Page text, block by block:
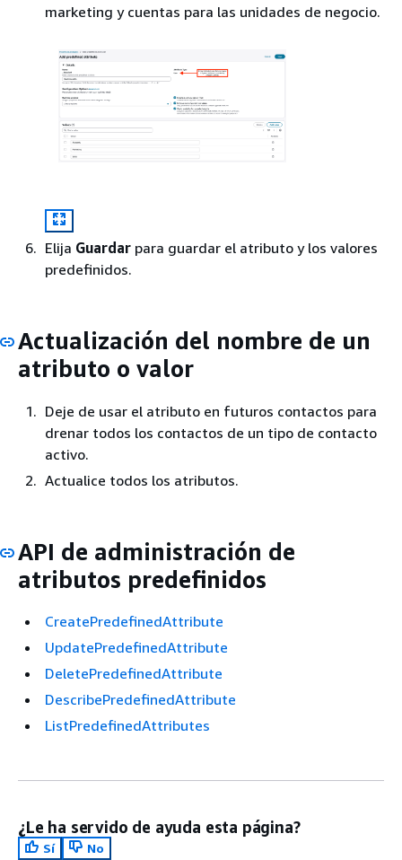
marketing y cuentas para las unidades de negocio.
Elija Guardar para guardar el atributo y los valores
predefinidos.
Actualización del nombre de un
atributo o valor
Deje de usar el atributo en futuros contactos para
drenar todos los contactos de un tipo de contacto
activo.
Actualice todos los atributos.
API de administración de
atributos predefinidos
CreatePredefinedAttribute
UpdatePredefinedAttribute
DeletePredefinedAttribute
DescribePredefinedAttribute
ListPredefinedAttributes
¿Le ha servido de ayuda esta página?
Sí
No